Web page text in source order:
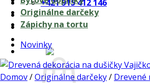
+421 915 412 146
0,00€
Originálne darčeky
Zápichy na tortu
Novinky
Domov/Originálne darčeky/ Drevené